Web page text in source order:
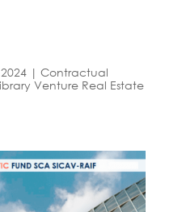
| Contractual
Venture Real Estate